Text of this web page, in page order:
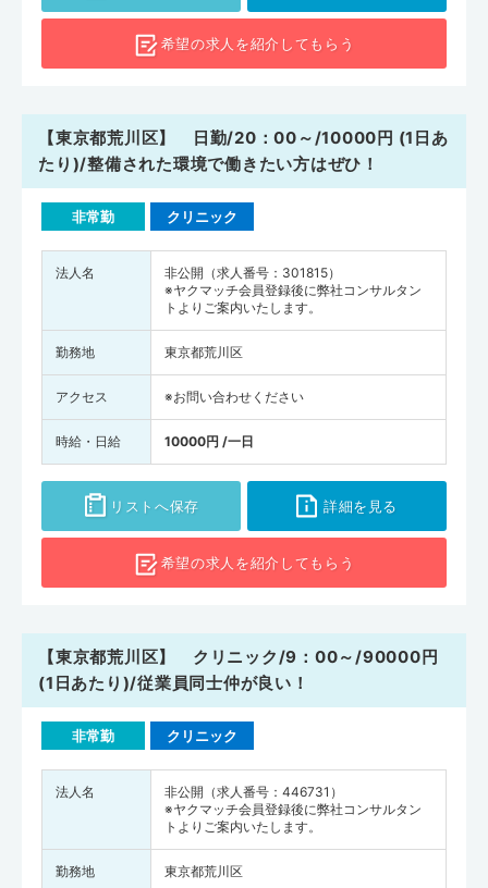
希望の求人を紹介してもらう
【東京都荒川区】 日勤/20：00～/10000円 (1日あ
たり)/整備された環境で働きたい方はぜひ！
非常勤 クリニック
法人名
非公開（求人番号：301815）
※ヤクマッチ会員登録後に弊社コンサルタン
トよりご案内いたします。
勤務地 東京都荒川区
アクセス ※お問い合わせください
時給・日給 10000円 /一日
リストへ保存 詳細を見る
希望の求人を紹介してもらう
【東京都荒川区】 クリニック/9：00～/90000円
(1日あたり)/従業員同士仲が良い！
非常勤 クリニック
法人名
非公開（求人番号：446731）
※ヤクマッチ会員登録後に弊社コンサルタン
トよりご案内いたします。
勤務地 東京都荒川区